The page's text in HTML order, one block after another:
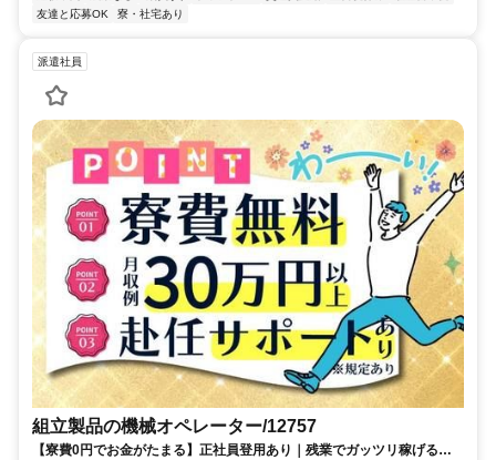
友達と応募OK
寮・社宅あり
派遣社員
組立製品の機械オペレーター/12757
【寮費0円でお金がたまる】正社員登用あり｜残業でガッツリ稼げる！